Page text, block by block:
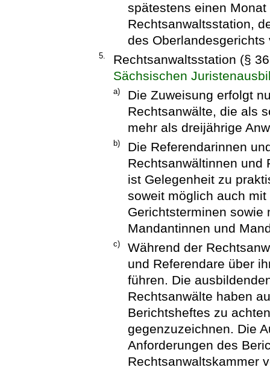
spätestens einen
Rechtsanwaltsstation,
des Oberlandesgerichts
5.
Rechtsanwaltsstation (§
Sächsischen
a)
Die Zuweisung erfolgt
Rechtsanwälte, die als
mehr als dreijährige
b)
Die Referendarinnen
Rechtsanwältinnen und
ist Gelegenheit zu
soweit möglich auch
Gerichtsterminen sowie
Mandantinnen und
c)
Während der
und Referendare über
führen. Die
Rechtsanwälte haben
Berichtsheftes zu
gegenzuzeichnen. Die
Anforderungen des
Rechtsanwaltskammer